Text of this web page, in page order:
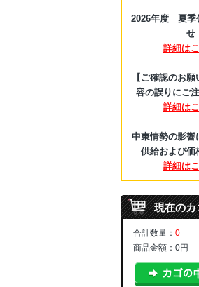
2026年度 夏季
せ
詳細は
【ご確認のお
容の誤りにご
詳細は
中東情勢の影響
供給および価
詳細は
現在のカ
合計数量： 0
商品金額： 0円